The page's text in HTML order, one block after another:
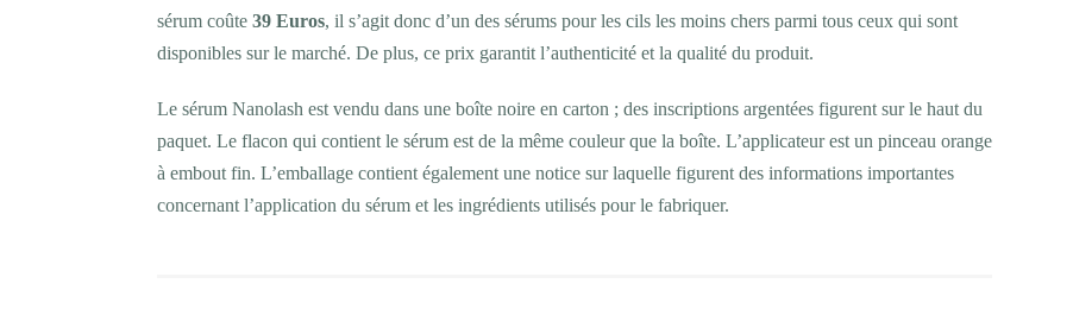
sérum coûte 39 Euros, il s’agit donc d’un des sérums pour les cils les moins chers parmi tous ceux qui sont
disponibles sur le marché. De plus, ce prix garantit l’authenticité et la qualité du produit.
Le sérum Nanolash est vendu dans une boîte noire en carton ; des inscriptions argentées figurent sur le haut du
paquet. Le flacon qui contient le sérum est de la même couleur que la boîte. L’applicateur est un pinceau orange
à embout fin. L’emballage contient également une notice sur laquelle figurent des informations importantes
concernant l’application du sérum et les ingrédients utilisés pour le fabriquer.